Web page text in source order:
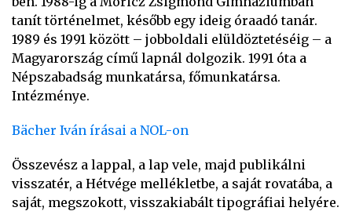
tanít történelmet, később egy ideig óraadó tanár.
1989 és 1991 között – jobboldali elüldöztetéséig – a
Magyarország című lapnál dolgozik. 1991 óta a
Népszabadság munkatársa, főmunkatársa.
Intézménye.
Bächer Iván írásai a NOL-on
Összevész a lappal, a lap vele, majd publikálni
visszatér, a Hétvége mellékletbe, a saját rovatába, a
saját, megszokott, visszakiabált tipográfiai helyére.